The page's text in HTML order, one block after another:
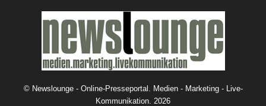
© Newslounge - Online-Presseportal. Medien - Marketing - Live-
Kommunikation. 2026